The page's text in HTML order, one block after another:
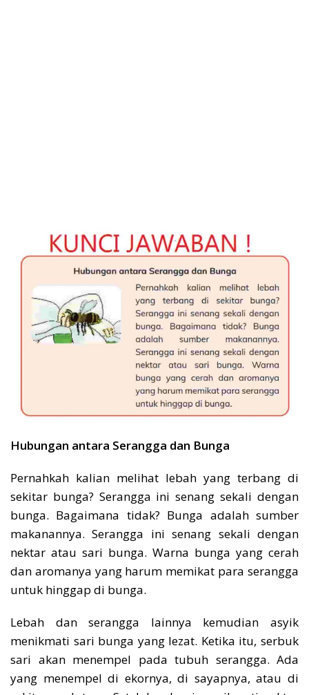
Hubungan antara Serangga dan Bunga
Pernahkah kalian melihat lebah yang terbang di
sekitar bunga? Serangga ini senang sekali dengan
bunga. Bagaimana tidak? Bunga adalah sumber
makanannya. Serangga ini senang sekali dengan
nektar atau sari bunga. Warna bunga yang cerah
dan aromanya yang harum memikat para serangga
untuk hinggap di bunga.
Lebah dan serangga lainnya kemudian asyik
menikmati sari bunga yang lezat. Ketika itu, serbuk
sari akan menempel pada tubuh serangga. Ada
yang menempel di ekornya, di sayapnya, atau di